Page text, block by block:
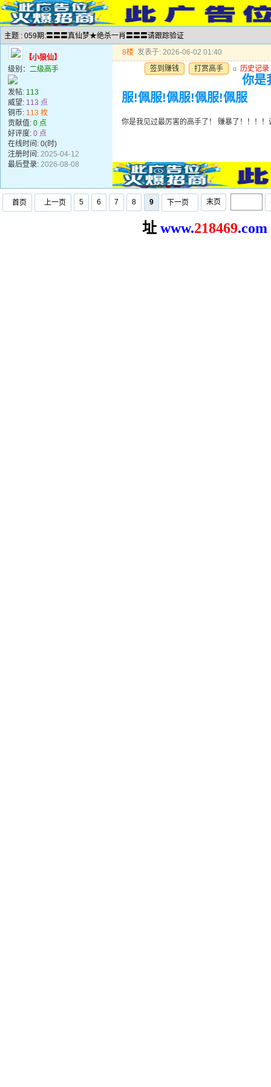
主题 : 059期:〓〓〓真仙梦★绝杀一肖〓〓〓请跟踪验证
【小狼仙】
级别： 二级高手
发帖: 113
威望: 113 点
铜币: 113 枚
贡献值: 0 点
好评度: 0 点
在线时间: 0(时)
注册时间: 2025-04-12
最后登录: 2026-08-08
8楼 发表于: 2026-06-02 01:40
签到赚钱
打赏高手 u 历史记录
你是
服!佩服!佩服!佩服!佩服
你是我见过最厉害的高手了！ 赚暴了！！！
首页 上一页 5 6 7 8 9 下一页 末页
址 www.218469.com